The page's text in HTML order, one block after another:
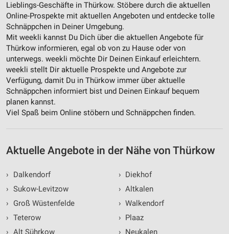
Lieblings-Geschäfte in Thürkow. Stöbere durch die aktuellen
Online-Prospekte mit aktuellen Angeboten und entdecke tolle
Schnäppchen in Deiner Umgebung.
Mit weekli kannst Du Dich über die aktuellen Angebote für
Thürkow informieren, egal ob von zu Hause oder von
unterwegs. weekli möchte Dir Deinen Einkauf erleichtern.
weekli stellt Dir aktuelle Prospekte und Angebote zur
Verfügung, damit Du in Thürkow immer über aktuelle
Schnäppchen informiert bist und Deinen Einkauf bequem
planen kannst.
Viel Spaß beim Online stöbern und Schnäppchen finden.
Aktuelle Angebote in der Nähe von Thürkow
›
Dalkendorf
› Sukow-Levitzow
›
Groß Wüstenfelde
› Teterow
› Alt Sührkow
› Diekhof
› Altkalen
› Walkendorf
› Plaaz
› Neukalen